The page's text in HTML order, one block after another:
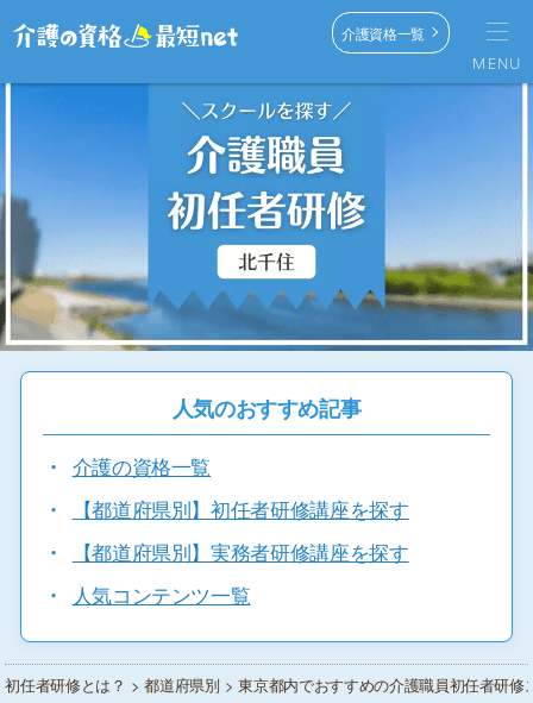
MENU
介護資格一覧
人気のおすすめ記事
・ 介護の資格一覧
・
【都道府県別】初任者研修講座を探す
・
【都道府県別】実務者研修講座を探す
・
人気コンテンツ一覧
初任者研修とは？ >都道府県別 >東京都内でおすすめの介護職員初任者研修